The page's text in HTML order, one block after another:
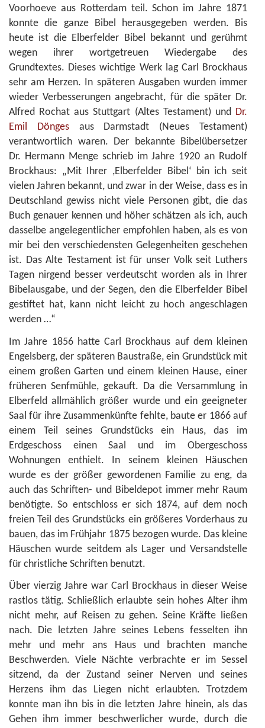
Voorhoeve aus Rotterdam teil. Schon im Jahre 1871
konnte die ganze Bibel herausgegeben werden. Bis
heute ist die Elberfelder Bibel bekannt und gerühmt
wegen ihrer wortgetreuen Wiedergabe des
Grundtextes. Dieses wichtige Werk lag Carl Brockhaus
sehr am Herzen. In späteren Ausgaben wurden immer
wieder Verbesserungen angebracht, für die später Dr.
Alfred Rochat aus Stuttgart (Altes Testament) und Dr.
Emil Döngesaus Darmstadt (Neues Testament)
verantwortlich waren. Der bekannte Bibelübersetzer
Dr. Hermann Menge schrieb im Jahre 1920 an Rudolf
Brockhaus: „Mit Ihrer ,Elberfelder Bibel‘ bin ich seit
vielen Jahren bekannt, und zwar in der Weise, dass es in
Deutschland gewiss nicht viele Personen gibt, die das
Buch genauer kennen und höher schätzen als ich, auch
dasselbe angelegentlicher empfohlen haben, als es von
mir bei den verschiedensten Gelegenheiten geschehen
ist. Das Alte Testament ist für unser Volk seit Luthers
Tagen nirgend besser verdeutscht worden als in Ihrer
Bibelausgabe, und der Segen, den die Elberfelder Bibel
gestiftet hat, kann nicht leicht zu hoch angeschlagen
werden …“
Im Jahre 1856 hatte Carl Brockhaus auf dem kleinen
Engelsberg, der späteren Baustraße, ein Grundstück mit
einem großen Garten und einem kleinen Hause, einer
früheren Senfmühle, gekauft. Da die Versammlung in
Elberfeld allmählich größer wurde und ein geeigneter
Saal für ihre Zusammenkünfte fehlte, baute er 1866 auf
einem Teil seines Grundstücks ein Haus, das im
Erdgeschoss einen Saal und im Obergeschoss
Wohnungen enthielt. In seinem kleinen Häuschen
wurde es der größer gewordenen Familie zu eng, da
auch das Schriften- und Bibeldepot immer mehr Raum
benötigte. So entschloss er sich 1874, auf dem noch
freien Teil des Grundstücks ein größeres Vorderhaus zu
bauen, das im Frühjahr 1875 bezogen wurde. Das kleine
Häuschen wurde seitdem als Lager und Versandstelle
für christliche Schriften benutzt.
Über vierzig Jahre war Carl Brockhaus in dieser Weise
rastlos tätig. Schließlich erlaubte sein hohes Alter ihm
nicht mehr, auf Reisen zu gehen. Seine Kräfte ließen
nach. Die letzten Jahre seines Lebens fesselten ihn
mehr und mehr ans Haus und brachten manche
Beschwerden. Viele Nächte verbrachte er im Sessel
sitzend, da der Zustand seiner Nerven und seines
Herzens ihm das Liegen nicht erlaubten. Trotzdem
konnte man ihn bis in die letzten Jahre hinein, als das
Gehen ihm immer beschwerlicher wurde, durch die